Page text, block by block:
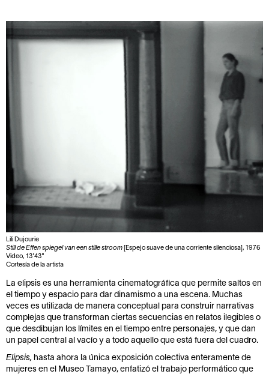
Lili Dujourie
Still de Effen spiegel van een stille stroom [Espejo suave de una corriente silenciosa], 1976
Video, 13'43"
Cortesía de la artista
La elipsis es una herramienta cinematográfica que permite saltos en
el tiempo y espacio para dar dinamismo a una escena. Muchas
veces es utilizada de manera conceptual para construir narrativas
complejas que transforman ciertas secuencias en relatos ilegibles o
que desdibujan los límites en el tiempo entre personajes, y que dan
un papel central al vacío y a todo aquello que está fuera del cuadro.
Elipsis, hasta ahora la única exposición colectiva enteramente de
mujeres en el Museo Tamayo, enfatizó el trabajo performático que